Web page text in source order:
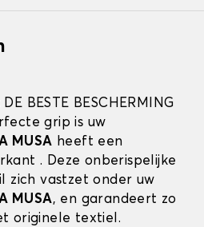
DE BESTE BESCHERMING
grip is uw
MUSA heeft een
. Deze onberispelijke
zich vastzet onder uw
MUSA, en garandeert zo
originele textiel.